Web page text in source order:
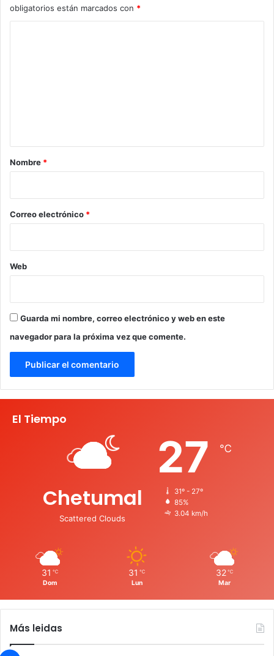
obligatorios están marcados con *
r
*
Nombre *
Correo electrónico *
Web
Guarda mi nombre, correo electrónico y web en este
navegador para la próxima vez que comente.
El Tiempo
Chetumal
Scattered Clouds
27 ℃
31º - 27º
85%
3.04 km/h
31 ℃
Dom
31 ℃
Lun
32 ℃
Mar
Más leidas